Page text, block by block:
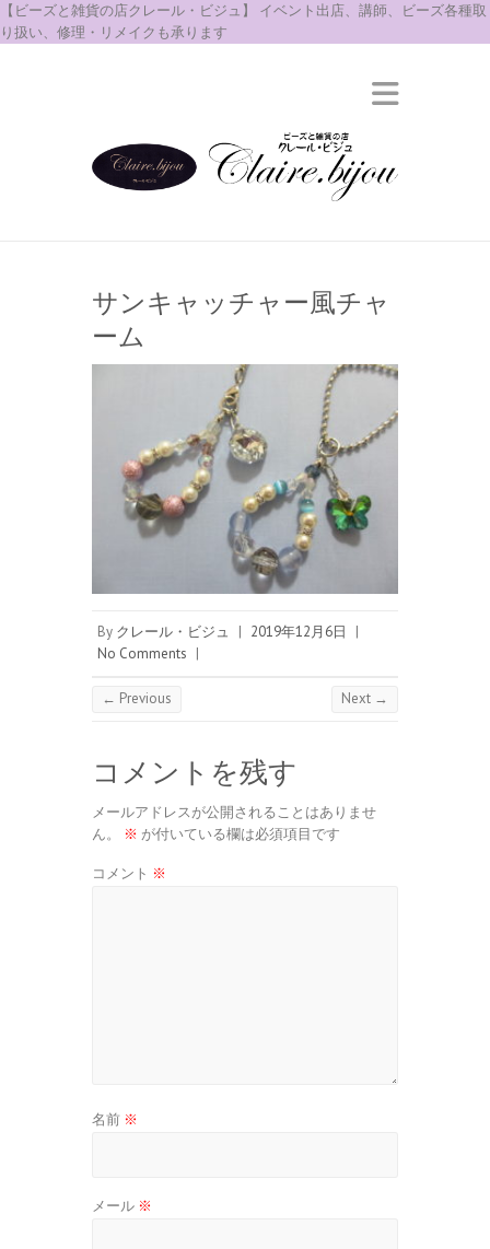
【ビーズと雑貨の店クレール・ビジュ】 イベント出店、講師、ビーズ各種取
り扱い、修理・リメイクも承ります
サンキャッチャー風チャ
ーム
By クレール・ビジュ | 2019年12月6日
|
No Comments |
← Previous Next →
コメントを残す
メールアドレスが公開されることはありませ
ん。
※ が付いている欄は必須項目です
コメント ※
名前 ※
メール ※